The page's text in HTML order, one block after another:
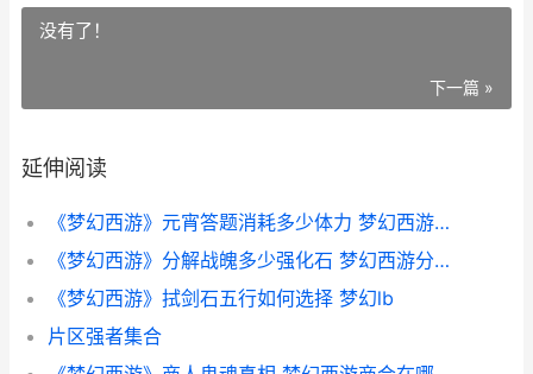
没有了！
下一篇 »
延伸阅读
《梦幻西游》元宵答题消耗多少体力 梦幻西游元宵刷新时间
《梦幻西游》分解战魄多少强化石 梦幻西游分辨率
《梦幻西游》拭剑石五行如何选择 梦幻lb
片区强者集合